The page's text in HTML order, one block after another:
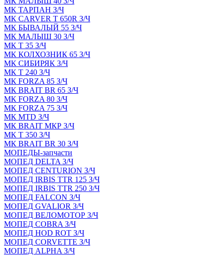
МК ТАРПАН З/Ч
МК CARVER Т 650R З/Ч
МК БЫВАЛЫЙ 55 З/Ч
МК МАЛЫШ 30 З/Ч
МК Т 35 З/Ч
МК КОЛХОЗНИК 65 З/Ч
МК СИБИРЯК З/Ч
МК Т 240 З/Ч
МК FORZA 85 З/Ч
МК BRAIT BR 65 З/Ч
МК FORZA 80 З/Ч
МК FORZA 75 З/Ч
МК MТD З/Ч
МК BRAIT МКР З/Ч
МК Т 350 З/Ч
МК BRAIT BR 30 З/Ч
МОПЕДЫ-запчасти
МОПЕД DELTA З/Ч
МОПЕД CENTURION З/Ч
МОПЕД IRBIS TTR 125 З/Ч
МОПЕД IRBIS TTR 250 З/Ч
МОПЕД FALCON З/Ч
МОПЕД GVALIOR З/Ч
МОПЕД ВЕЛОМОТОР З/Ч
МОПЕД COBRA З/Ч
МОПЕД HOD ROT З/Ч
МОПЕД CORVETTE З/Ч
МОПЕД ALPHA З/Ч